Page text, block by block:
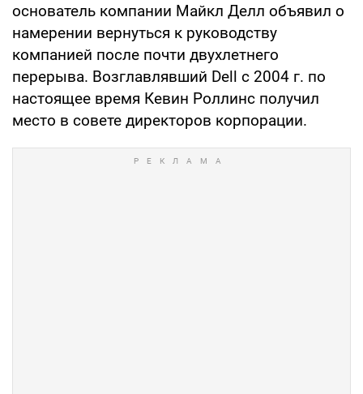
основатель компании Майкл Делл объявил о
намерении вернуться к руководству
компанией после почти двухлетнего
перерыва. Возглавлявший Dell с 2004 г. по
настоящее время Кевин Роллинс получил
место в совете директоров корпорации.